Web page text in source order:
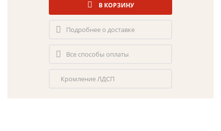
В КОРЗИНУ
Подробнее о доставке
Все способы оплаты
Кромление ЛДСП